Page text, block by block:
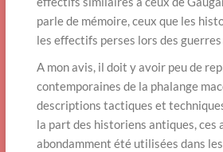
parle de mémoire, ceux que les
les effectifs perses lors des
A mon avis, il doit y avoir peu de
contemporaines de la phalange
descriptions tactiques et
la part des historiens antiques, ces
abondamment été utilisées dans